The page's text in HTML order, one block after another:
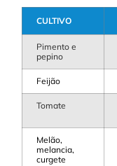
CULTIVO
Pimento e
pepino
Feijão
Tomate
Melão,
melancia,
curgete